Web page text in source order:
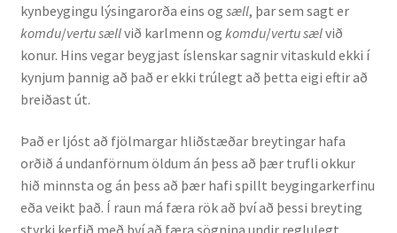
kynbeygingu lýsingarorða eins og sæll, þar sem sagt er
komdu/vertu sællvið karlmenn og komdu/vertu sælvið
konur. Hins vegar beygjast íslenskar sagnir vitaskuld ekki í
kynjum þannig að það er ekki trúlegt að þetta eigi eftir að
breiðast út.
Það er ljóst að fjölmargar hliðstæðar breytingar hafa
orðið á undanförnum öldum án þess að þær trufli okkur
hið minnsta og án þess að þær hafi spillt beygingarkerfinu
eða veikt það. Í raun má færa rök að því að þessi breyting